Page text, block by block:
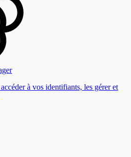
à vos identifiants, les gérer et